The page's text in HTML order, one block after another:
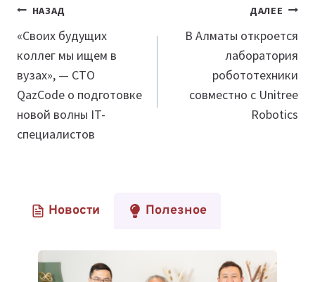
Навигация
по
записям
НАЗАД
«Своих будущих
коллег мы ищем в
вузах», — CTO
QazCode о подготовке
новой волны IT-
специалистов
ДАЛЕЕ
В Алматы откроется
лаборатория
робототехники
совместно с Unitree
Robotics
Новости Полезное